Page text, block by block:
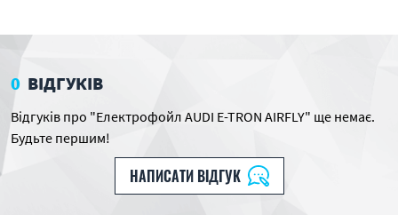
0 ВІДГУКІВ
Відгуків про "Електрофойл AUDI E-TRON AIRFLY" ще немає.
Будьте першим!
НАПИСАТИ ВІДГУК